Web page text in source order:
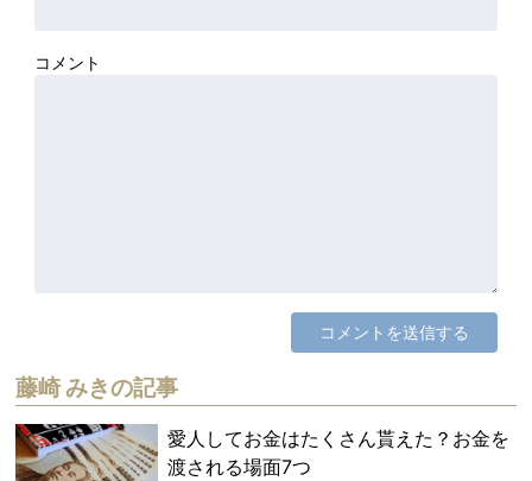
コメント
藤崎 みきの記事
愛人してお金はたくさん貰えた？お金を
渡される場面7つ